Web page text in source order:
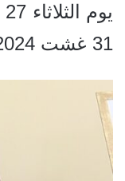
31 غشت 2024، بمركز التكوين بالرباط.